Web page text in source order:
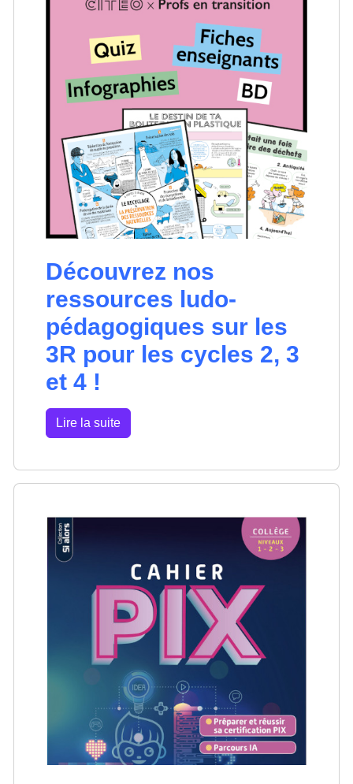
Découvrez nos
ressources ludo-
pédagogiques sur les
3R pour les cycles 2, 3
et 4 !
Lire la suite